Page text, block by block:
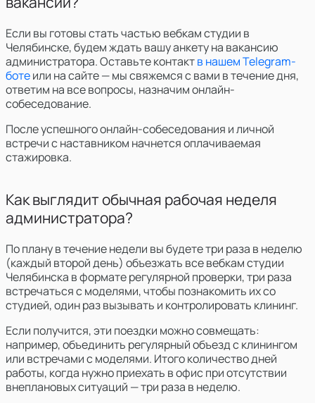
Если вы готовы стать частью вебкам студии в
Челябинске,будем ждать вашу анкету на вакансию
администратора. Оставьте контактв нашем Telegram-
ботеили на сайте — мы свяжемся с вами в течение дня,
ответим на все вопросы, назначим онлайн-
собеседование.
После успешного онлайн-собеседования и личной
встречи с наставником начнется оплачиваемая
стажировка.
Как выглядит обычная рабочая неделя
администратора?
По плану в течение недели вы будете три раза в неделю
(каждый второй день) объезжать все вебкам студии
Челябинска в формате регулярной проверки, три раза
встречаться с моделями, чтобы познакомить их со
студией, один раз вызывать и контролировать клининг.
Если получится, эти поездки можно совмещать:
например, объединить регулярный объезд с клинингом
или встречами с моделями. Итого количество дней
работы, когда нужно приехать в офис при отсутствии
внеплановых ситуаций — три раза в неделю.